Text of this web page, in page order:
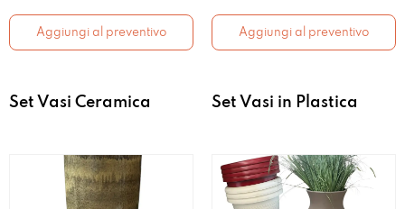
Aggiungi al preventivo Aggiungi al preventivo
Set Vasi Ceramica Set Vasi in Plastica